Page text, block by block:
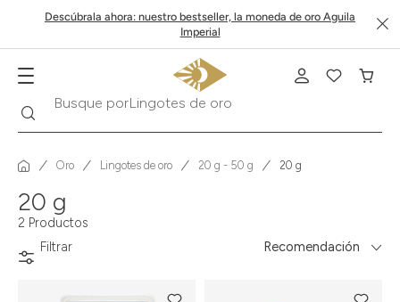
Descúbrala ahora: nuestro bestseller, la moneda de oro Aguila
Imperial
Busque porLingotes de oro
Oro Lingotes de oro 20 g - 50 g 20 g
20 g
2 Productos
Filtrar
Recomendación